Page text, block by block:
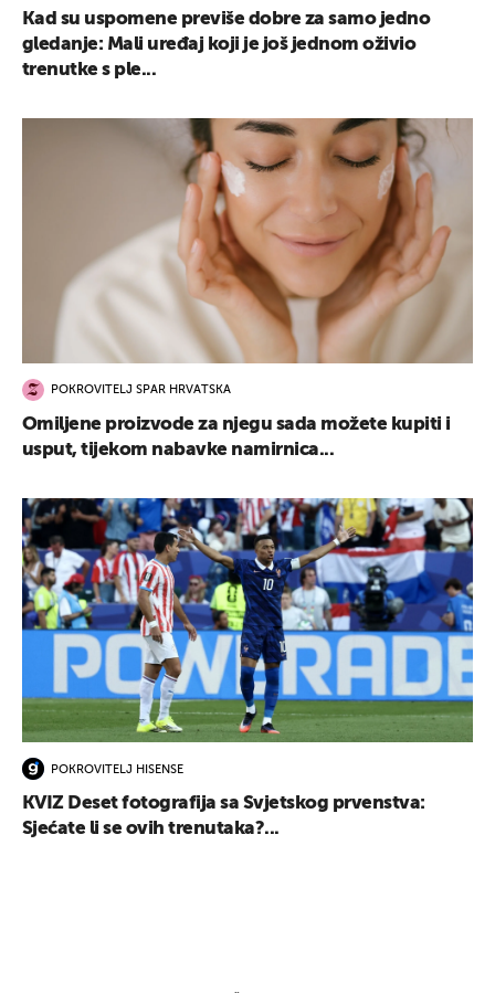
Kad su uspomene previše dobre za samo jedno
gledanje: Mali uređaj koji je još jednom oživio
trenutke s ple...
POKROVITELJ SPAR HRVATSKA
Omiljene proizvode za njegu sada možete kupiti i
usput, tijekom nabavke namirnica...
POKROVITELJ HISENSE
KVIZ Deset fotografija sa Svjetskog prvenstva:
Sjećate li se ovih trenutaka?...
UKLJUČITE NOTIFIKACIJE